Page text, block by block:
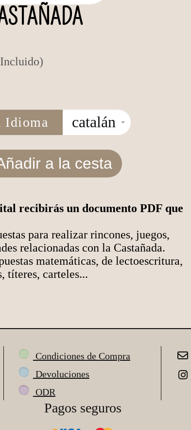
recibirás un documento PDF que
para realizar rincones, juegos,
relacionadas con la Castañada.
matemáticas, de lectoescritura,
títeres, carteles...
Idioma catalán
a la cesta
Condiciones de Compra
Devoluciones
ODR
Pagos seguros